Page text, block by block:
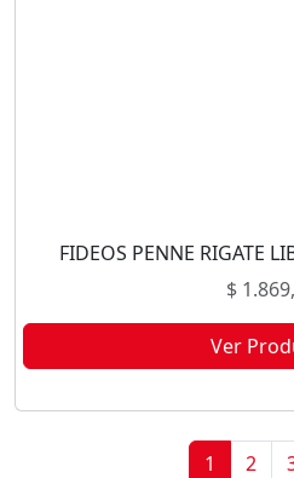
FIDEOS PENNE RIGATE
$
Ver
1 2